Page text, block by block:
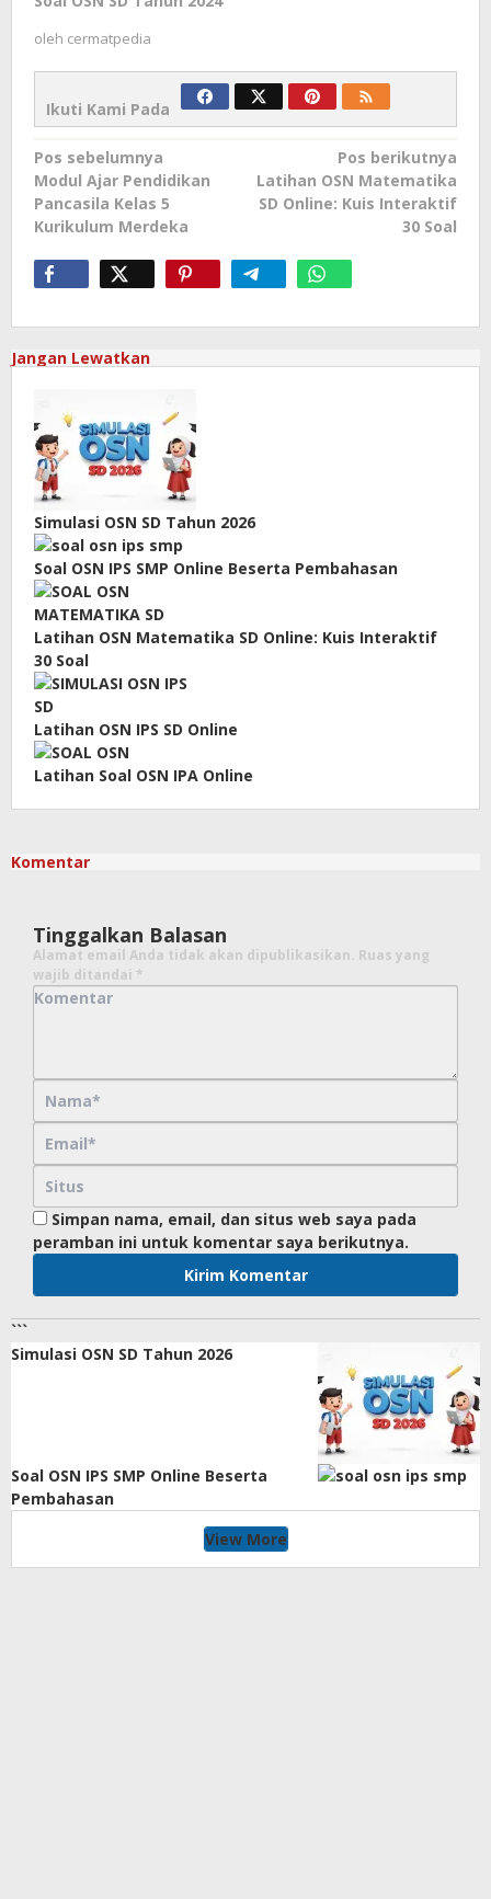
oleh cermatpedia
Ikuti Kami Pada
Navigasi
pos
Pos sebelumnya
Modul Ajar Pendidikan
Pancasila Kelas 5
Kurikulum Merdeka
Pos berikutnya
Latihan OSN Matematika
SD Online: Kuis Interaktif
30 Soal
Jangan Lewatkan
Simulasi OSN SD Tahun 2026
Soal OSN IPS SMP Online Beserta Pembahasan
Latihan OSN Matematika SD Online: Kuis Interaktif
30 Soal
Latihan OSN IPS SD Online
Latihan Soal OSN IPA Online
Komentar
Tinggalkan Balasan
Alamat email Anda tidak akan dipublikasikan. Ruas yang
wajib ditandai *
Simpan nama, email, dan situs web saya pada
peramban ini untuk komentar saya berikutnya.
```
Simulasi OSN SD Tahun 2026
Soal OSN IPS SMP Online Beserta
Pembahasan
View More